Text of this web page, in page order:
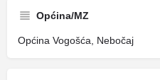
Općina/MZ
Općina Vogošća, Nebočaj